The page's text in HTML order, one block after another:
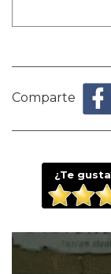
Comparte
¿Te